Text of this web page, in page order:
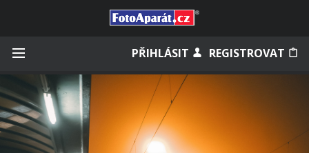
PŘIHLÁSIT REGISTROVAT
Zapamatovat